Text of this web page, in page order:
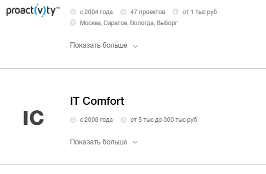
с 2004 года 47 проектов
от 1 тыс руб
Москва, Саратов, Вологда, Выборг
Показать больше
IC
IT Comfort
с 2008 года от 5 тыс до 300 тыс руб
Показать больше